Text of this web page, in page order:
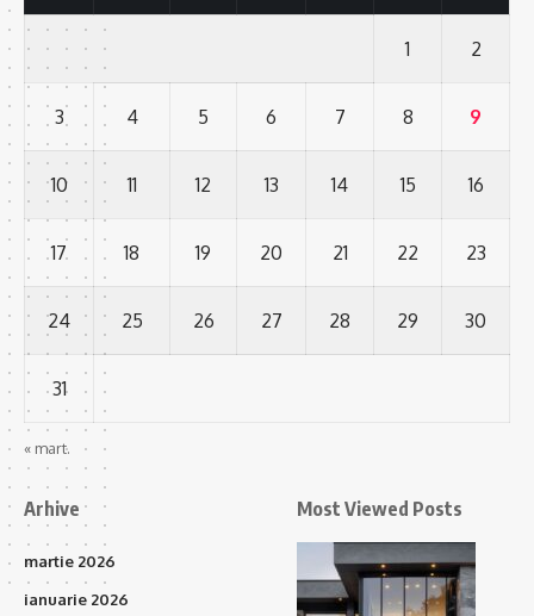
1 2
3 4 5 6 7 8 9
10 11 12 13 14 15 16
17 18 19 20 21 22 23
24 25 26 27 28 29 30
31
« mart.
Arhive
martie 2026
ianuarie 2026
Most Viewed Posts